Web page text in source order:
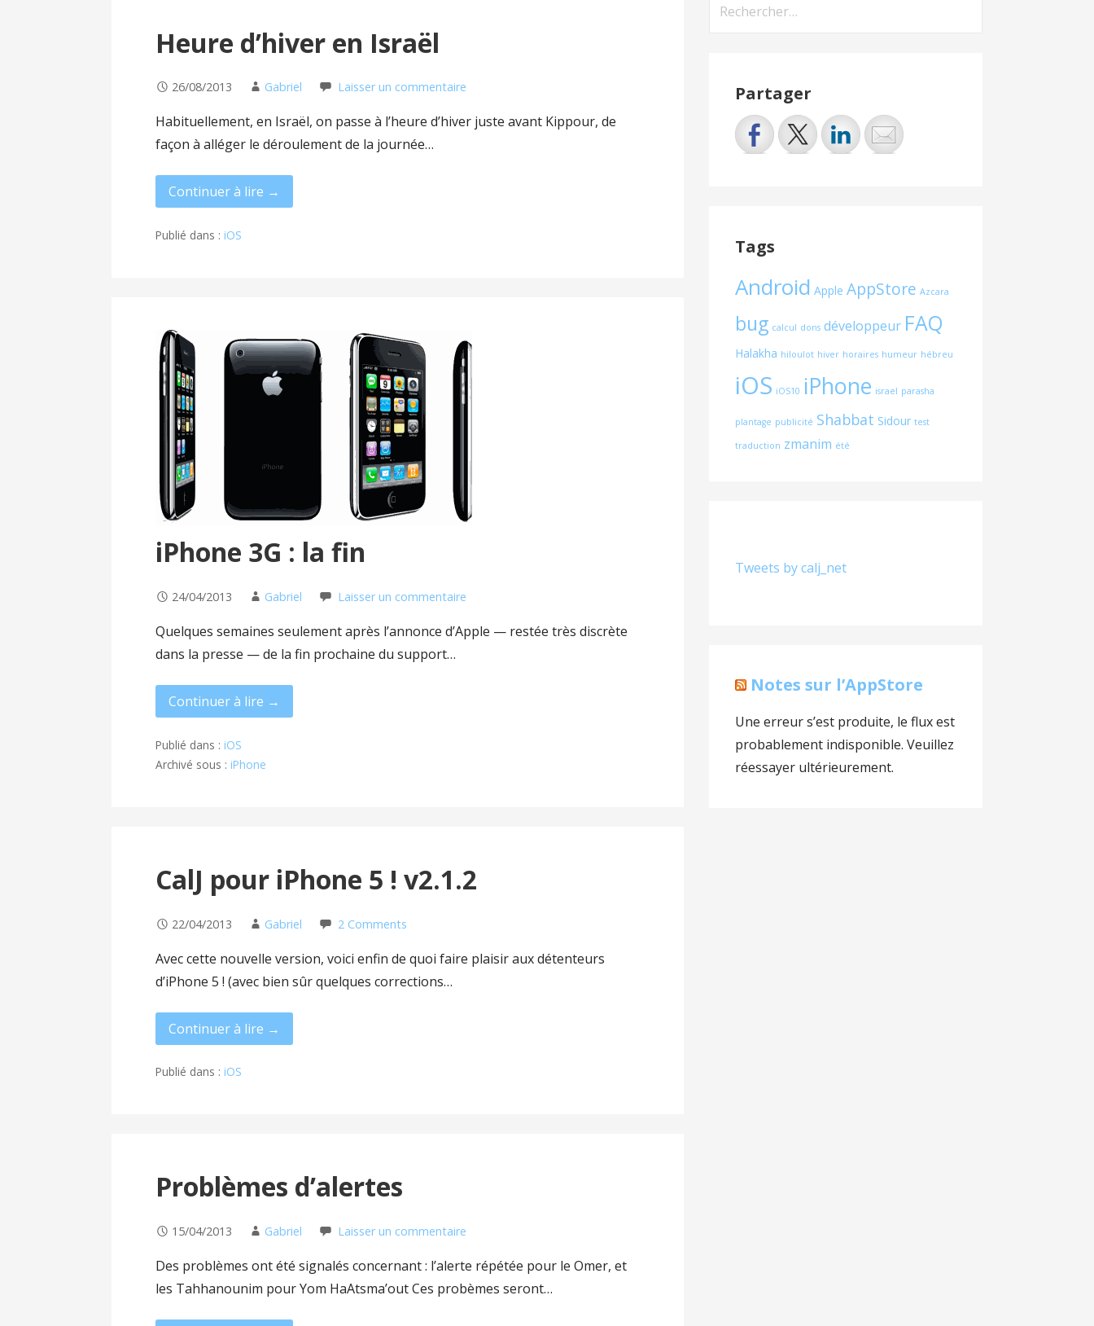
Heure d’hiver en Israël
26/08/2013 Gabriel Laisser un commentaire
Habituellement, en Israël, on passe à l’heure d’hiver juste avant Kippour, de
façon à alléger le déroulement de la journée…
Continuer à lire →
Publié dans : iOS
iPhone 3G : la fin
24/04/2013 Gabriel Laisser un commentaire
Quelques semaines seulement après l’annonce d’Apple — restée très discrète
dans la presse — de la fin prochaine du support…
Continuer à lire →
Publié dans : iOS
Archivé sous : iPhone
CalJ pour iPhone 5 ! v2.1.2
22/04/2013 Gabriel 2 Comments
Avec cette nouvelle version, voici enfin de quoi faire plaisir aux détenteurs
d’iPhone 5 ! (avec bien sûr quelques corrections…
Continuer à lire →
Publié dans : iOS
Problèmes d’alertes
15/04/2013 Gabriel Laisser un commentaire
Des problèmes ont été signalés concernant : l’alerte répétée pour le Omer, et
les Tahhanounim pour Yom HaAtsma’out Ces probèmes seront…
Partager
Tags
Android Apple AppStore Azcara
bug calcul dons développeur FAQ
Halakha hiloulot hiver horaires humeur hébreu
iOS iOS10 iPhone israel parasha
plantage publicité Shabbat Sidour test
traduction zmanim été
Tweets by calj_net
Notes sur l’AppStore
Une erreur s’est produite, le flux est
probablement indisponible. Veuillez
réessayer ultérieurement.